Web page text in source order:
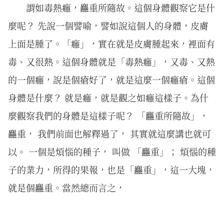
謂如毒熱癰，麤重所隨故。這個身體觀察它是什
麼呢？ 先說一個譬喻，譬如說這個人的身體，皮膚
上面是腫了。「癰」，實在就是皮膚腫起來，裡面有
毒、又很熱。這個身體就是「毒熱癰」，又毒、又熱
的一個癰，說是個瘡好了，就是這麼一個癰瘡。這個
身體是什麼？ 就是癰，就是觀之如癰這樣子。為什
麼觀察我們的身體是這樣子呢？ 「麤重所隨故」，
麤重， 我們前面也解釋過了， 其實就這麼講也就可
以。 一個是煩惱的種子， 叫做 「麤重」； 煩惱的種
子的業力，所得的果報，也是「麤重」，這一大塊，
就是個麤重。當然總而言之，